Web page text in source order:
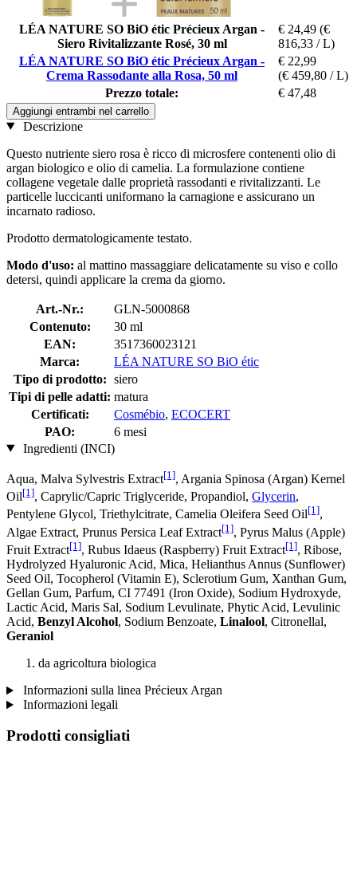
LÉA NATURE SO BiO étic Précieux Argan -
Siero Rivitalizzante Rosé, 30 ml
€ 24,49 (€
816,33 / L)
LÉA NATURE SO BiO étic Précieux Argan -
Crema Rassodante alla Rosa, 50 ml
€ 22,99
(€ 459,80 / L)
Prezzo totale:
€ 47,48
Aggiungi entrambi nel carrello
Descrizione
Questo nutriente siero rosa è ricco di microsfere contenenti olio di
argan biologico e olio di camelia. La formulazione contiene
collagene vegetale dalle proprietà rassodanti e rivitalizzanti. Le
particelle luccicanti uniformano la carnagione e assicurano un
incarnato radioso.
Prodotto dermatologicamente testato.
Modo d'uso: al mattino massaggiare delicatamente su viso e collo
detersi, quindi applicare la crema da giorno.
Art.-Nr.:
GLN-5000868
Contenuto:
30 ml
EAN:
3517360023121
Marca:
LÉA NATURE SO BiO étic
Tipo di prodotto: siero
Tipi di pelle adatti: matura
Certificati:
Cosmébio, ECOCERT
PAO:
6 mesi
Ingredienti (INCI)
Aqua, Malva Sylvestris Extract[1], Argania Spinosa (Argan) Kernel
Oil[1], Caprylic/Capric Triglyceride, Propandiol, Glycerin,
Pentylene Glycol, Triethylcitrate, Camelia Oleifera Seed Oil[1],
Algae Extract, Prunus Persica Leaf Extract[1], Pyrus Malus (Apple)
Fruit Extract[1], Rubus Idaeus (Raspberry) Fruit Extract[1], Ribose,
Hydrolyzed Hyaluronic Acid, Mica, Helianthus Annus (Sunflower)
Seed Oil, Tocopherol (Vitamin E), Sclerotium Gum, Xanthan Gum,
Gellan Gum, Parfum, CI 77491 (Iron Oxide), Sodium Hydroxyde,
Lactic Acid, Maris Sal, Sodium Levulinate, Phytic Acid, Levulinic
Acid, Benzyl Alcohol, Sodium Benzoate, Linalool, Citronellal,
Geraniol
da agricoltura biologica
Informazioni sulla linea Précieux Argan
Informazioni legali
Prodotti consigliati